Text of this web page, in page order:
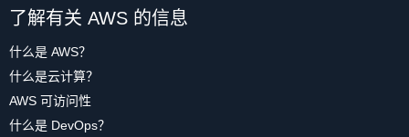
了解有关 AWS 的信息
什么是 AWS？
什么是云计算？
AWS 可访问性
什么是 DevOps？